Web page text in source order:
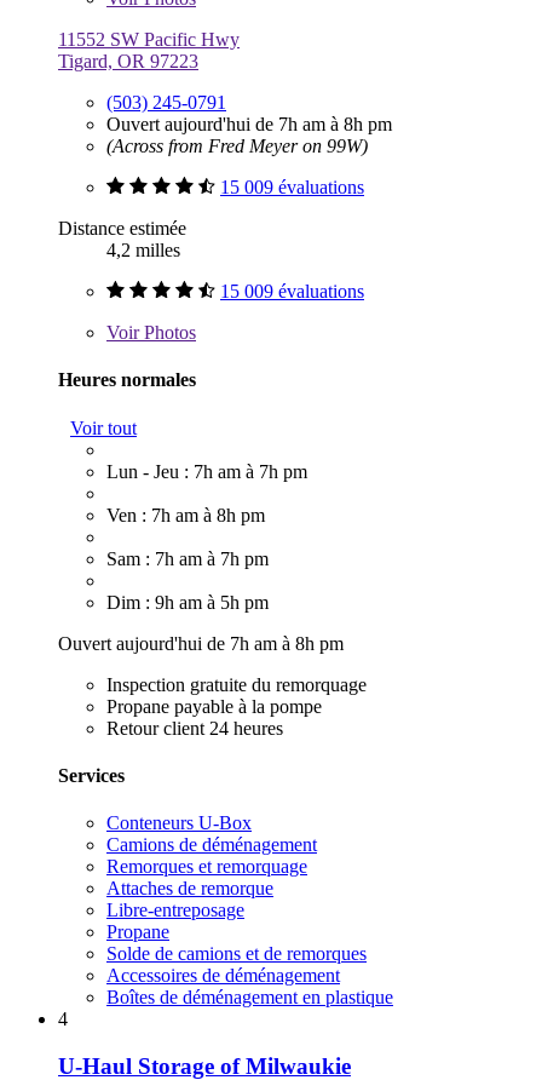
11552 SW Pacific Hwy
Tigard, OR 97223
(503) 245-0791
Ouvert aujourd'hui de 7h am à 8h pm
(Across from Fred Meyer on 99W)
15 009 évaluations
Distance estimée
4,2 milles
15 009 évaluations
VoirPhotos
Heures normales
Voir tout
Lun - Jeu : 7h am à 7h pm
Ven : 7h am à 8h pm
Sam : 7h am à 7h pm
Dim : 9h am à 5h pm
Ouvert aujourd'hui de 7h am à 8h pm
Inspection gratuite du remorquage
Propane payable à la pompe
Retour client 24 heures
Services
Conteneurs U-Box
Camions de déménagement
Remorques et remorquage
Attaches de remorque
Libre-entreposage
Propane
Solde de camions et de remorques
Accessoires de déménagement
Boîtes de déménagement en plastique
4
U-Haul Storage of Milwaukie